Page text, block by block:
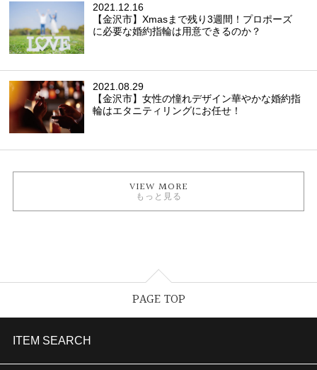
2021.12.16
【金沢市】Xmasまで残り3週間！プロポーズ
に必要な婚約指輪は用意できるのか？
2021.08.29
【金沢市】女性の憧れデザイン華やかな婚約指
輪はエタニティリングにお任せ！
VIEW MORE
もっと見る
PAGE TOP
ITEM SEARCH